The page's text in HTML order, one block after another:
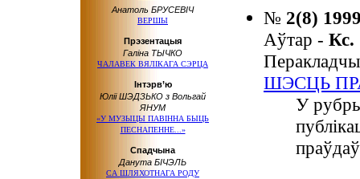
Анатоль БРУСЕВІЧ
ВЕРШЫ
Прэзентацыя
Галіна ТЫЧКО
ЧАЛАВЕК ВЯЛІКАГА СЭРЦА
Інтэрв’ю
Юліі ШЭДЗЬКО з Вольгай
ЯНУМ
«У МУЗЫЦЫ ПАВІННА БЫЦЬ
ПЕСНАПЕННЕ...»
Спадчына
Данута БІЧЭЛЬ
СА ШЛЯХОТНАГА РОДУ
№ 2(8)
Аўтар -
ШЭСЦЬ
У